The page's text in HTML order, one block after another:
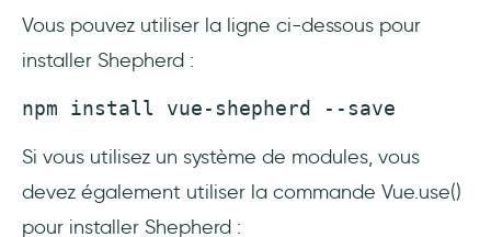
Vous pouvez utiliser la ligne ci-dessous pour
installer Shepherd :
npm install vue-shepherd --save
Si vous utilisez un système de modules, vous
devez également utiliser la commande Vue.use()
pour installer Shepherd :